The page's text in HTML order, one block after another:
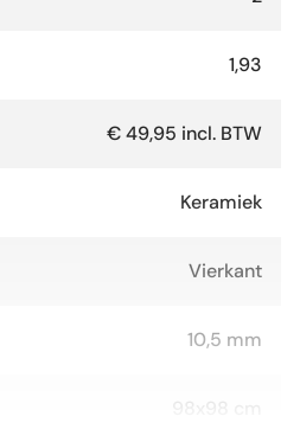
1,93
€ 49,95 incl. BTW
Keramiek
Vierkant
10,5 mm